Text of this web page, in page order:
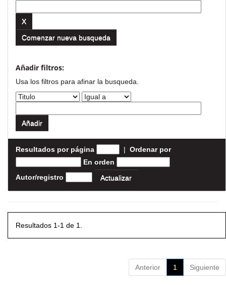
Comenzar nueva busqueda
Añadir filtros:
Usa los filtros para afinar la busqueda.
Resultados por página | Ordenar por
En orden
Autor/registro
Resultados 1-1 de 1.
Anterior 1 Siguiente